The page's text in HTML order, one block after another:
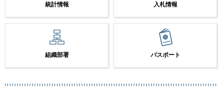
統計情報 入札情報
組織部署 パスポート